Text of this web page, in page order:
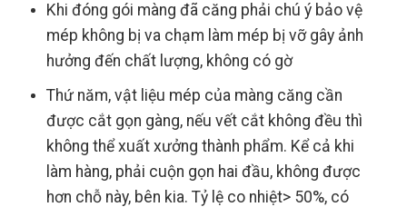
Khi đóng gói màng đã căng phải chú ý bảo vệ
mép không bị va chạm làm mép bị vỡ gây ảnh
hưởng đến chất lượng, không có gờ
Thứ năm, vật liệu mép của màng căng cần
được cắt gọn gàng, nếu vết cắt không đều thì
không thể xuất xưởng thành phẩm. Kể cả khi
làm hàng, phải cuộn gọn hai đầu, không được
hơn chỗ này, bên kia. Tỷ lệ co nhiệt> 50%, có